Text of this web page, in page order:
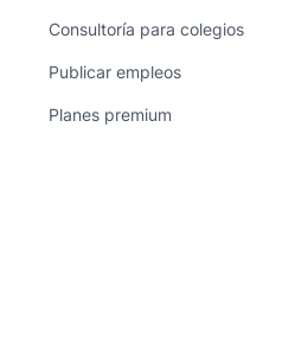
Consultoría para colegios
Publicar empleos
Planes premium